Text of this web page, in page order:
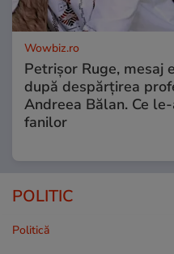
Wowbiz.ro
Petrișor Ruge, mesaj
după despărțirea
Andreea Bălan. Ce
fanilor
POLITIC
Politică